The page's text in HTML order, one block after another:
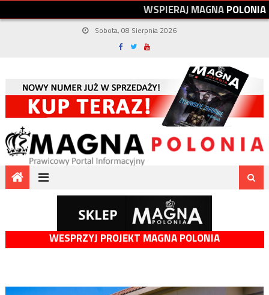
WSPIERAJMAGNAPOLONIA
Sobota, 08 Sierpnia 2026
WESPRZYJ PROJEKT MAGNA POLONIA